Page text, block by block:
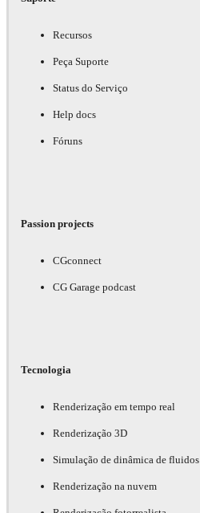
Recursos
Peça Suporte
Status do Serviço
Help docs
Fóruns
Passion projects
CGconnect
CG Garage podcast
Tecnologia
Renderização em tempo real
Renderização 3D
Simulação de dinâmica de fluidos
Renderização na nuvem